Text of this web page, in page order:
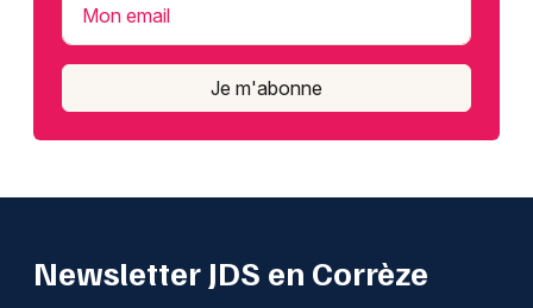
Mon email
Je m'abonne
Newsletter JDS en Corrèze